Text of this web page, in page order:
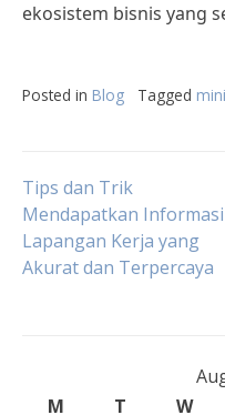
ekosistem bisnis yang
Posted in Blog Tagged
Post
navigation
Tips dan Trik
Mendapatkan Informasi
Lapangan Kerja yang
Akurat dan Terpercaya
M
T W